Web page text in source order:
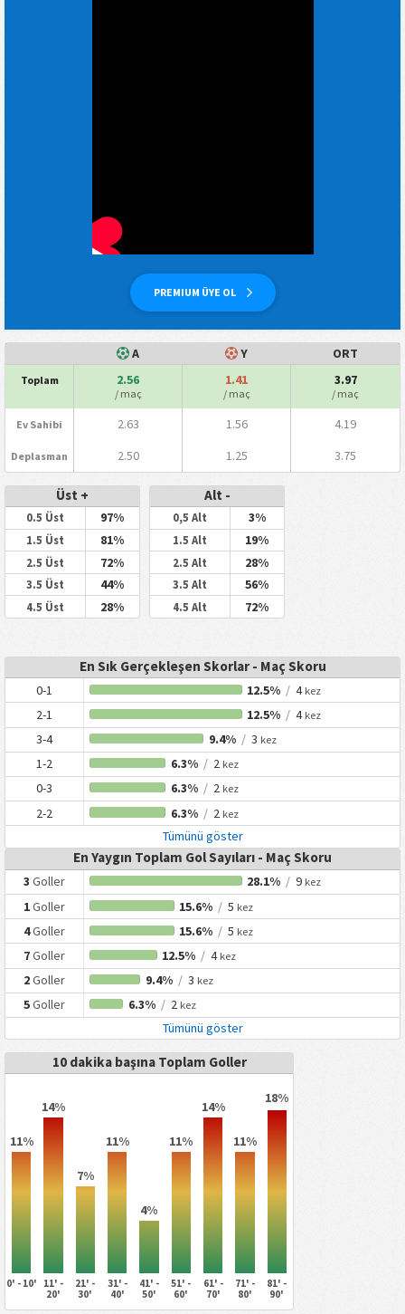
PREMIUM ÜYE OL
A Y ORT
Toplam 2.56
/ maç
1.41
/ maç
3.97
/ maç
Ev Sahibi 2.63 1.56 4.19
Deplasman 2.50 1.25 3.75
Üst +
0.5 Üst 97%
1.5 Üst 81%
2.5 Üst 72%
3.5 Üst 44%
4.5 Üst 28%
Alt -
0,5 Alt 3%
1.5 Alt 19%
2.5 Alt 28%
3.5 Alt 56%
4.5 Alt 72%
En Sık Gerçekleşen Skorlar - Maç Skoru
0-1 12.5% / 4 kez
2-1 12.5% / 4 kez
3-4 9.4% /3 kez
1-2 6.3% /2 kez
0-3 6.3% /2 kez
2-2 6.3% /2 kez
Tümünü göster
En Yaygın Toplam Gol Sayıları - Maç Skoru
3Goller 28.1% / 9 kez
1Goller 15.6% / 5 kez
4Goller 15.6% / 5 kez
7Goller 12.5% / 4 kez
2Goller 9.4% /3 kez
5Goller 6.3% /2 kez
Tümünü göster
10 dakika başına Toplam Goller
11%
14%
7%
11%
4%
11%
14%
11%
18%
0' - 10'
11' -
20'
21' -
30'
31' -
40'
41' -
50'
51' -
60'
61' -
70'
71' -
80'
81' -
90'